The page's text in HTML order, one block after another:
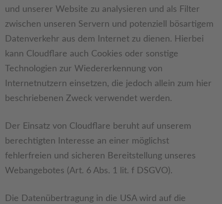
und unserer Website zu analysieren und als Filter
zwischen unseren Servern und potenziell bösartigem
Datenverkehr aus dem Internet zu dienen. Hierbei
kann Cloudflare auch Cookies oder sonstige
Technologien zur Wiedererkennung von
Internetnutzern einsetzen, die jedoch allein zum hier
beschriebenen Zweck verwendet werden.
Der Einsatz von Cloudflare beruht auf unserem
berechtigten Interesse an einer möglichst
fehlerfreien und sicheren Bereitstellung unseres
Webangebotes (Art. 6 Abs. 1 lit. f DSGVO).
Die Datenübertragung in die USA wird auf die